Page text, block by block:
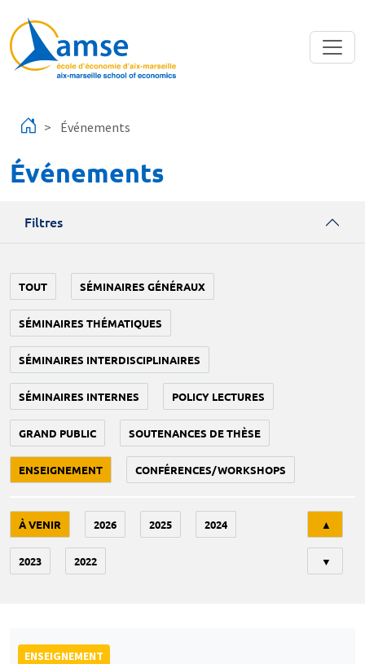
Événements
Événements
Filtres
TOUT SÉMINAIRES GÉNÉRAUX
SÉMINAIRES THÉMATIQUES
SÉMINAIRES INTERDISCIPLINAIRES
SÉMINAIRES INTERNES POLICY LECTURES
GRAND PUBLIC SOUTENANCES DE THÈSE
ENSEIGNEMENT CONFÉRENCES/WORKSHOPS
À VENIR 2026 2025 2024
2023 2022
▲
▼
ENSEIGNEMENT